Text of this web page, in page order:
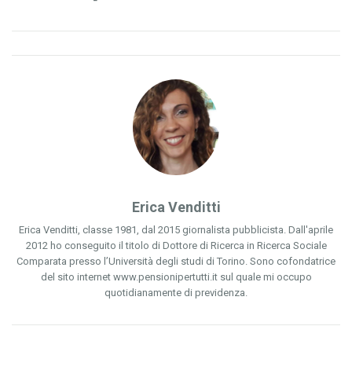
Erica Venditti
Erica Venditti, classe 1981, dal 2015 giornalista pubblicista. Dall'aprile
2012 ho conseguito il titolo di Dottore di Ricerca in Ricerca Sociale
Comparata presso l’Università degli studi di Torino. Sono cofondatrice
del sito internet www.pensionipertutti.it sul quale mi occupo
quotidianamente di previdenza.